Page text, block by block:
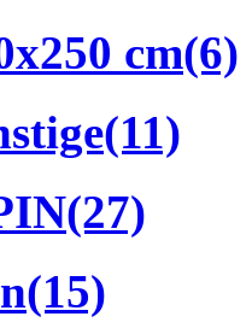
cm(6)
(11)
(27)
(15)